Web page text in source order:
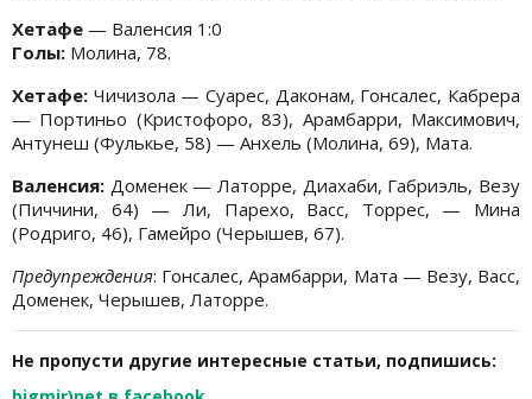
Хетафе — Валенсия 1:0
Голы: Молина, 78.
Хетафе: Чичизола — Суарес, Даконам, Гонсалес, Кабрера
— Портиньо (Кристофоро, 83), Арамбарри, Максимович,
Антунеш (Фулькье, 58) — Анхель (Молина, 69), Мата.
Валенсия: Доменек — Латорре, Диахаби, Габриэль, Везу
(Пиччини, 64) — Ли, Парехо, Васс, Торрес, — Мина
(Родриго, 46), Гамейро (Черышев, 67).
Предупреждения: Гонсалес, Арамбарри, Мата — Везу, Васс,
Доменек, Черышев, Латорре.
Не пропусти другие интересные статьи, подпишись: